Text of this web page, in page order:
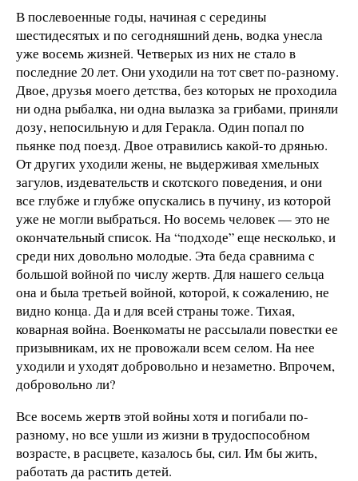
В послевоенные годы, начиная с середины
шестидесятых и по сегодняшний день, водка унесла
уже восемь жизней. Четверых из них не стало в
последние 20 лет. Они уходили на тот свет по-разному.
Двое, друзья моего детства, без которых не проходила
ни одна рыбалка, ни одна вылазка за грибами, приняли
дозу, непосильную и для Геракла. Один попал по
пьянке под поезд. Двое отравились какой-то дрянью.
От других уходили жены, не выдерживая хмельных
загулов, издевательств и скотского поведения, и они
все глубже и глубже опускались в пучину, из которой
уже не могли выбраться. Но восемь человек — это не
окончательный список. На “подходе” еще несколько, и
среди них довольно молодые. Эта беда сравнима с
большой войной по числу жертв. Для нашего сельца
она и была третьей войной, которой, к сожалению, не
видно конца. Да и для всей страны тоже. Тихая,
коварная война. Военкоматы не рассылали повестки ее
призывникам, их не провожали всем селом. На нее
уходили и уходят добровольно и незаметно. Впрочем,
добровольно ли?
Все восемь жертв этой войны хотя и погибали по-
разному, но все ушли из жизни в трудоспособном
возрасте, в расцвете, казалось бы, сил. Им бы жить,
работать да растить детей.